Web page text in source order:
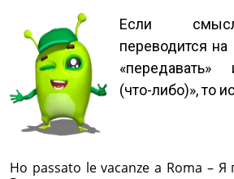
Если
переводится
«передавать»
(что-либо)», то
Ho passato le vacanze a Roma – Я